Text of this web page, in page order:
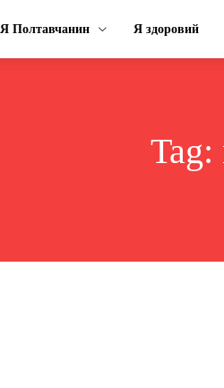
Я Полтавчанин Я здоровий
Tag: